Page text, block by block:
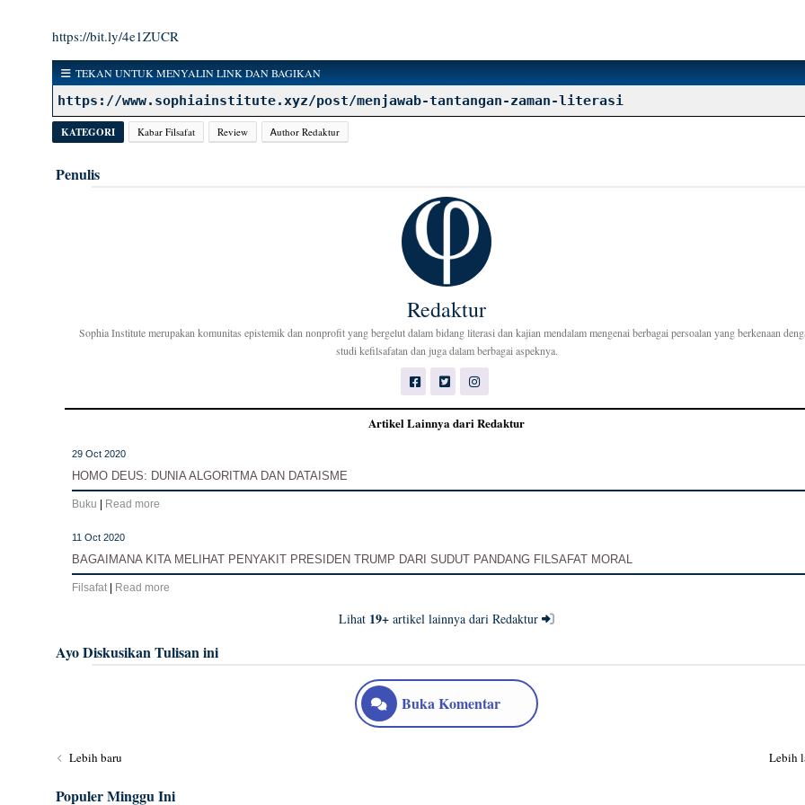
https://bit.ly/4e1ZUCR
TEKAN UNTUK MENYALIN LINK DAN BAGIKAN
https://www.sophiainstitute.xyz/post/menjawab-tantangan-zaman-literasi
KATEGORI Kabar Filsafat Review Ꭺuthor Redaktur
Penulis
Redaktur
Sophia Institute merupakan komunitas epistemik dan nonprofit yang bergelut dalam bidang literasi dan kajian mendalam mengenai berbagai persoalan yang berkenaan
studi kefilsafatan dan juga dalam berbagai aspeknya.
Artikel Lainnya dari Redaktur
29 Oct 2020
HOMO DEUS: DUNIA ALGORITMA DAN DATAISME
Buku Read more
11 Oct 2020
BAGAIMANA KITA MELIHAT PENYAKIT PRESIDEN TRUMP DARI SUDUT PANDANG FILSAFAT MORAL
Filsafat Read more
Lihat 19+ artikel lainnya dari Redaktur
Ayo Diskusikan Tulisan ini
Buka Komentar
Lebih baru Lebih
Populer Minggu Ini